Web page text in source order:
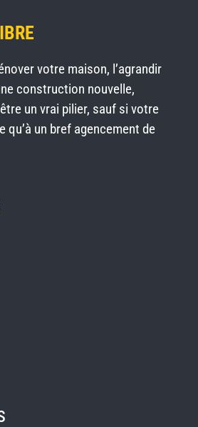
votre maison, l’agrandir
construction nouvelle,
un vrai pilier, sauf si votre
qu’à un bref agencement de